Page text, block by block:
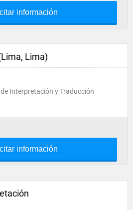
información
Lima)
Interpretación y Traducción
información